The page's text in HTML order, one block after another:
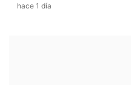
hace 1 día